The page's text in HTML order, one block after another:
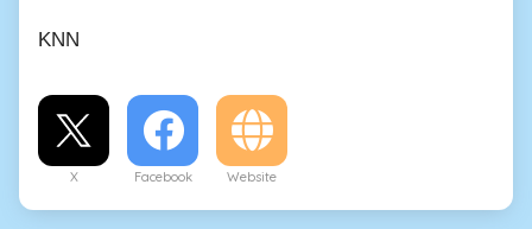
KNN
X Facebook Website